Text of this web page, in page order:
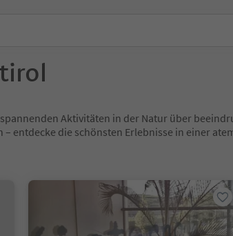
Aktivitäten in der Natur über
entdecke die schönsten Erlebnisse in einer